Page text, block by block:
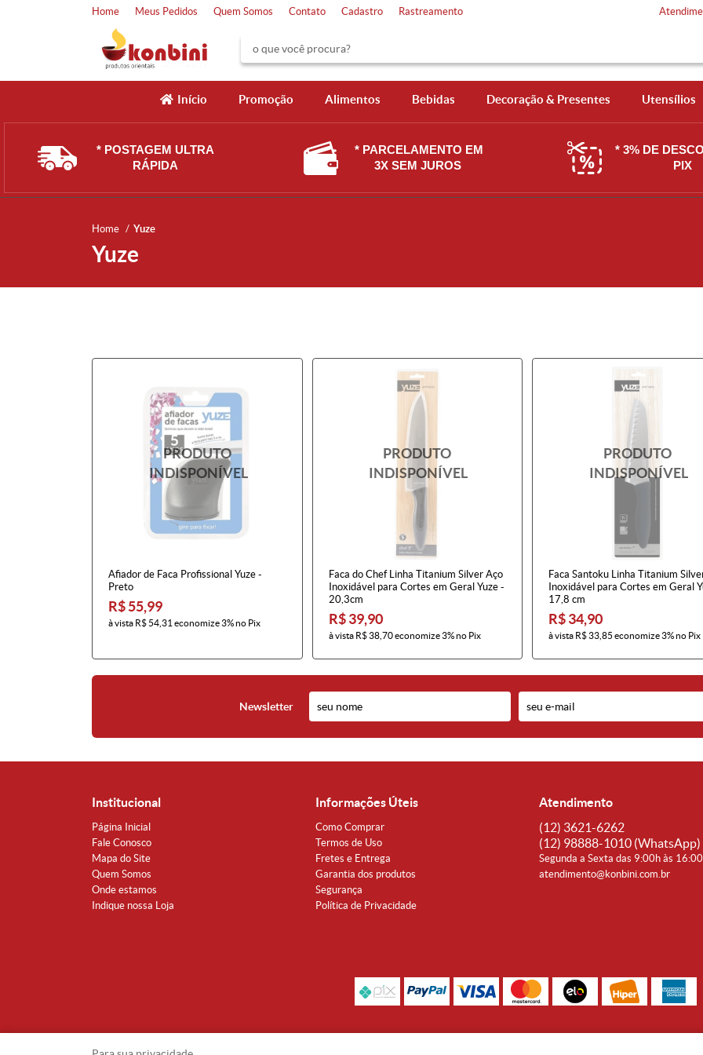
Home Meus Pedidos Quem Somos Contato Cadastro Rastreamento
Início Promoção Alimentos Bebidas Decoração & Presentes Utensílios
* POSTAGEM ULTRA
RÁPIDA
* PARCELAMENTO EM
3X SEM JUROS
* 3% DE
PIX
Home Yuze
Yuze
Afiador de Faca Profissional Yuze -
Preto
R$ 55,99
à vista R$ 54,31 economize3%no Pix
Faca do Chef Linha Titanium Silver Aço
Inoxidável para Cortes em Geral Yuze -
20,3cm
R$ 39,90
à vista R$ 38,70economize3%no Pix
Faca Santoku Linha Titanium
Inoxidável para Cortes em Geral
17,8 cm
R$ 34,90
à vista R$ 33,85 economize3%no Pix
Newsletter
Institucional
Página Inicial
Fale Conosco
Mapa do Site
Quem Somos
Onde estamos
Indique nossa Loja
Informações Úteis
Como Comprar
Termos de Uso
Fretes e Entrega
Garantia dos produtos
Segurança
Política de Privacidade
Atendimento
(12) 3621-6262
(12) 98888-1010 (WhatsApp)
Segunda a Sexta das 9:00h às
atendimento@konbini.com.br